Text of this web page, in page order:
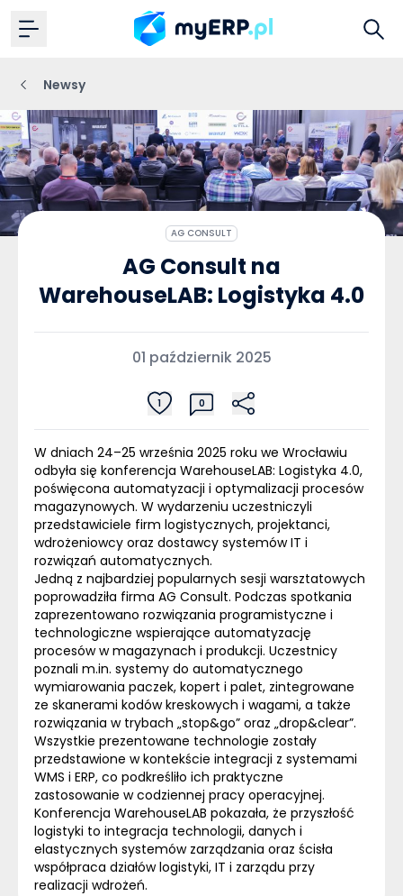
Newsy
AG CONSULT
AG Consult na
WarehouseLAB: Logistyka 4.0
01 październik 2025
1 0
W dniach 24–25 września 2025 roku we Wrocławiu
odbyła się konferencja WarehouseLAB: Logistyka 4.0,
poświęcona automatyzacji i optymalizacji procesów
magazynowych. W wydarzeniu uczestniczyli
przedstawiciele firm logistycznych, projektanci,
wdrożeniowcy oraz dostawcy systemów IT i
rozwiązań automatycznych.
Jedną z najbardziej popularnych sesji warsztatowych
poprowadziła firma AG Consult. Podczas spotkania
zaprezentowano rozwiązania programistyczne i
technologiczne wspierające automatyzację
procesów w magazynach i produkcji. Uczestnicy
poznali m.in. systemy do automatycznego
wymiarowania paczek, kopert i palet, zintegrowane
ze skanerami kodów kreskowych i wagami, a także
rozwiązania w trybach „stop&go” oraz „drop&clear”.
Wszystkie prezentowane technologie zostały
przedstawione w kontekście integracji z systemami
WMS i ERP, co podkreśliło ich praktyczne
zastosowanie w codziennej pracy operacyjnej.
Konferencja WarehouseLAB pokazała, że przyszłość
logistyki to integracja technologii, danych i
elastycznych systemów zarządzania oraz ścisła
współpraca działów logistyki, IT i zarządu przy
realizacji wdrożeń.